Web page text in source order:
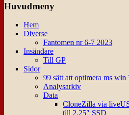
Huvudmeny
Hem
Diverse
Fantomen nr 6-7 2023
Insändare
Till GP
Sidor
99 sätt att optimera ms win
Analysarkiv
Data
CloneZilla via
till 2,25″ SSD